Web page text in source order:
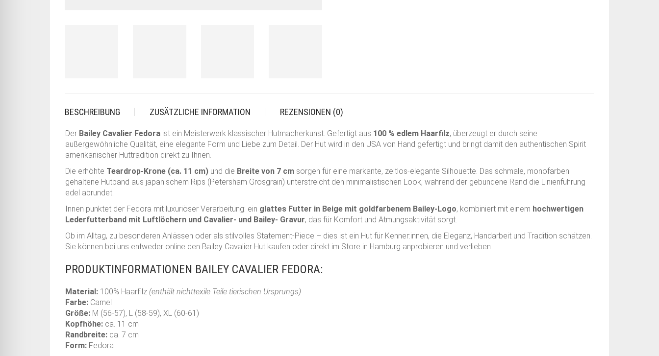
BESCHREIBUNG ZUSÄTZLICHE INFORMATION REZENSIONEN (0)
Der Bailey Cavalier Fedora ist ein Meisterwerk klassischer Hutmacherkunst. Gefertigt aus 100 % edlem Haarfilz, überzeugt er durch seine
außergewöhnliche Qualität, eine elegante Form und Liebe zum Detail. Der Hut wird in den USA von Hand gefertigt und bringt damit den authentischen Spirit
amerikanischer Huttradition direkt zu Ihnen.
Die erhöhte Teardrop-Krone (ca. 11 cm) und die Breite von 7 cm sorgen für eine markante, zeitlos-elegante Silhouette. Das schmale, monofarben
gehaltene Hutband aus japanischem Rips (Petersham Grosgrain) unterstreicht den minimalistischen Look, während der gebundene Rand die Linienführung
edel abrundet.
Innen punktet der Fedora mit luxuriöser Verarbeitung: ein glattes Futter in Beige mit goldfarbenem Bailey-Logo, kombiniert mit einem hochwertigen
Lederfutterband mit Luftlöchern und Cavalier- und Bailey- Gravur, das für Komfort und Atmungsaktivität sorgt.
Ob im Alltag, zu besonderen Anlässen oder als stilvolles Statement-Piece – dies ist ein Hut für Kenner:innen, die Eleganz, Handarbeit und Tradition schätzen.
Sie können bei uns entweder online den Bailey Cavalier Hut kaufen oder direkt im Store in Hamburg anprobieren und verlieben.
PRODUKTINFORMATIONEN BAILEY CAVALIER FEDORA:
Material: 100% Haarfilz (enthält nichttexile Teile tierischen Ursprungs)
Farbe: Camel
Größe: M (56-57), L (58-59), XL (60-61)
Kopfhöhe: ca. 11 cm
Randbreite: ca. 7 cm
Form: Fedora